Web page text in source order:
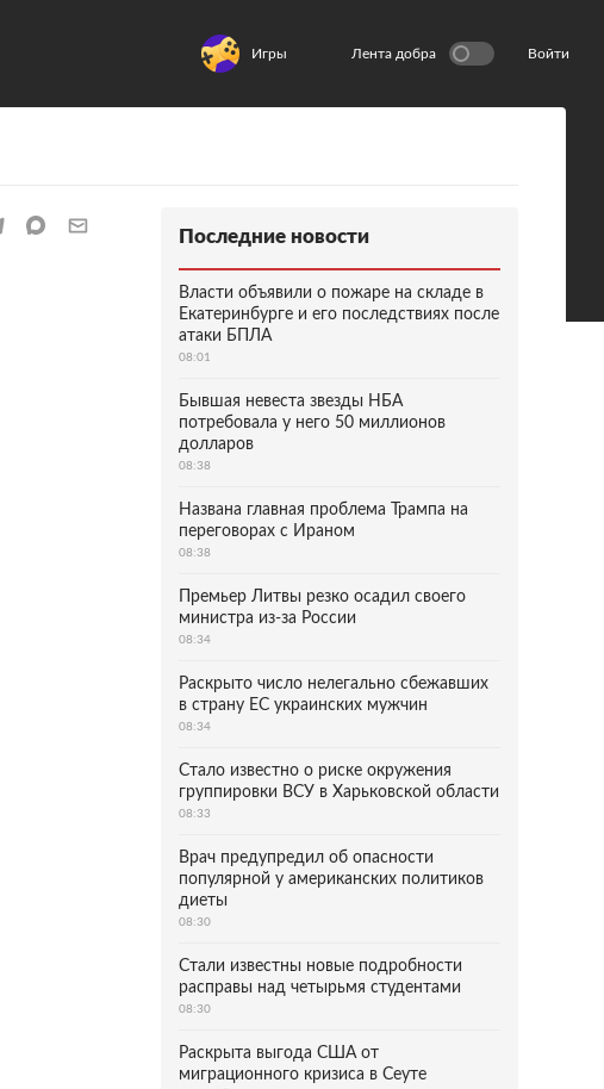
Игры Лента добра Войти
Последние новости
Власти объявили о пожаре на складе в
Екатеринбурге и его последствиях после
атаки БПЛА
08:01
Бывшая невеста звезды НБА
потребовала у него 50 миллионов
долларов
08:38
Названа главная проблема Трампа на
переговорах с Ираном
08:38
Премьер Литвы резко осадил своего
министра из-за России
08:34
Раскрыто число нелегально сбежавших
в страну ЕС украинских мужчин
08:34
Стало известно о риске окружения
группировки ВСУ в Харьковской области
08:33
Врач предупредил об опасности
популярной у американских политиков
диеты
08:30
Стали известны новые подробности
расправы над четырьмя студентами
08:30
Раскрыта выгода США от
миграционного кризиса в Сеуте